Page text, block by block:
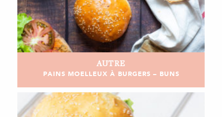
AUTRE
PAINS MOELLEUX À BURGERS – BUNS